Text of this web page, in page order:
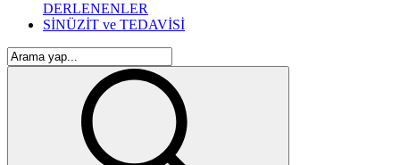
DERLENENLER
SİNÜZİT ve TEDAVİSİ